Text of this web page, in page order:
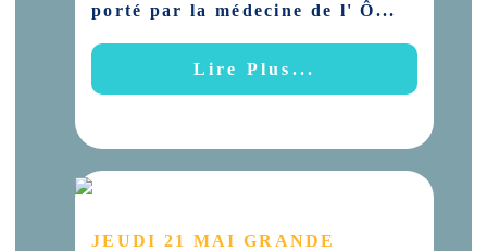
porté par la médecine de l' Ô...
Lire Plus...
JEUDI 21 MAI GRANDE